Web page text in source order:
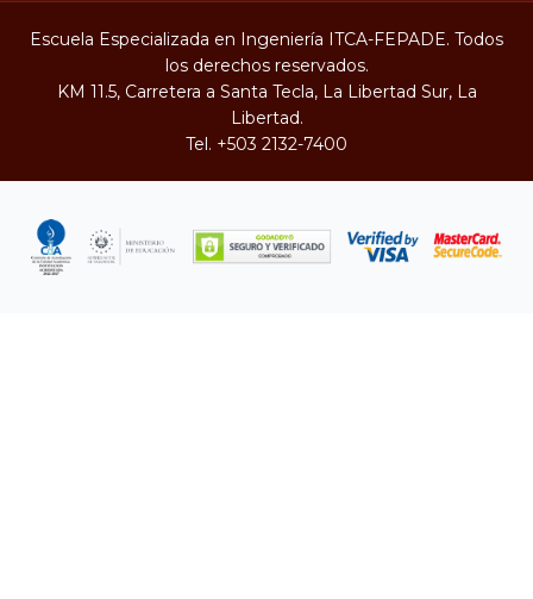
Escuela Especializada en Ingeniería ITCA-FEPADE. Todos
los derechos reservados.
KM 11.5, Carretera a Santa Tecla, La Libertad Sur, La
Libertad.
Tel. +503 2132-7400